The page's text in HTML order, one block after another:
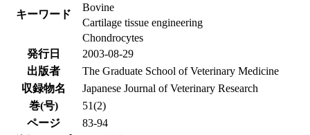
キーワード
Bovine
Cartilage tissue engineering
Chondrocytes
発行日
2003-08-29
出版者
The Graduate School of Veterinary Medicine
収録物名
Japanese Journal of Veterinary Research
巻(号)
51(2)
ページ
83-94